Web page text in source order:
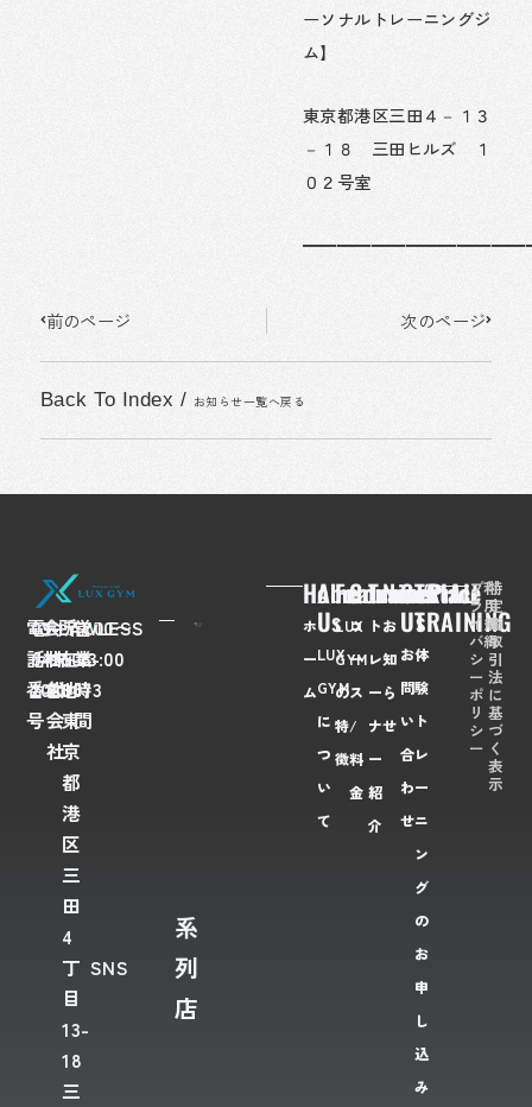
ーソナルトレーニングジ
ム】
東京都港区三田４－１３
－１８ 三田ヒルズ １
０２号室
前のページ 次のページ
Back To Index / お知らせ一覧へ戻る
電
話
番
号
03-
6435-
2028
会
社
名
FLAWLESS
株
式
会
社
所
在
地
〒
108-
0073
東
京
都
港
区
三
田
4
丁
目
13-
18
三
営
業
時
間
7:00〜
23:00
SNS
系
列
店
Home
ホ
ー
ム
About
Us
LUX
GYM
に
つ
い
て
Feaures
LUX
GYM
の
特
徴
Course/Price
コ
ー
ス
/
料
金
Trainer
ト
レ
ー
ナ
ー
紹
介
News
お
知
ら
せ
Contact
Us
お
問
い
合
わ
せ
TRIAL
TRAINING
体
験
ト
レ
ー
ニ
ン
グ
の
お
申
し
込
み
プ
ラ
イ
バ
シ
ー
ポ
リ
シ
ー
利
用
規
約
特
定
商
取
引
法
に
基
づ
く
表
示